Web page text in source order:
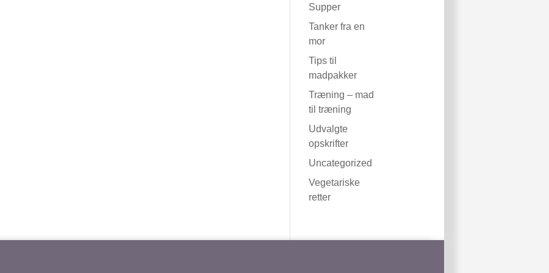
Supper
Tanker fra en
mor
Tips til
madpakker
Træning – mad
til træning
Udvalgte
opskrifter
Uncategorized
Vegetariske
retter